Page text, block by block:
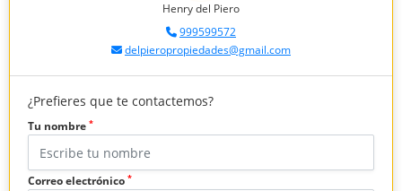
Henry del Piero
999599572
delpieropropiedades@gmail.com
¿Prefieres que te contactemos?
Tu nombre *
Correo electrónico *